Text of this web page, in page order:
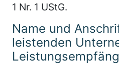
1 Nr. 1 UStG.
Name und
leistenden